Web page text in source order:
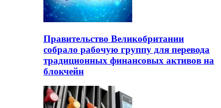
Правительство Великобритании
собрало рабочую группу для перевода
традиционных финансовых активов на
блокчейн